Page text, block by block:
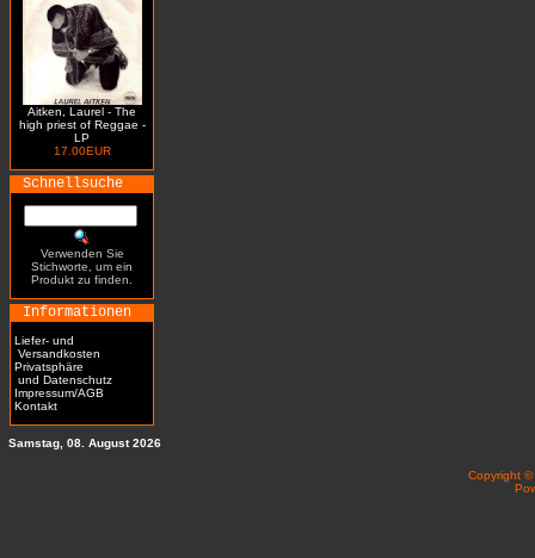
Aitken, Laurel - The
high priest of Reggae -
LP
17.00EUR
Schnellsuche
Verwenden Sie
Stichworte, um ein
Produkt zu finden.
Informationen
Liefer- und
Versandkosten
Privatsphäre
und Datenschutz
Impressum/AGB
Kontakt
Samstag, 08. August 2026
Copyright